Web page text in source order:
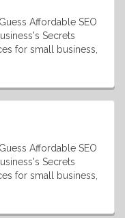
Affordable SEO
Secrets
for small business,
Affordable SEO
Secrets
for small business,